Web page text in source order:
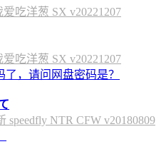
吃洋葱 SX v20221207
吃洋葱 SX v20221207
，请问网盘密码是？
NTR CFW v20180809